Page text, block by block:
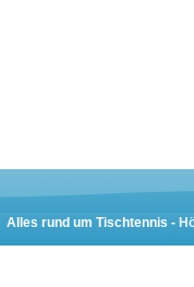
Alles rund um Tischtennis -